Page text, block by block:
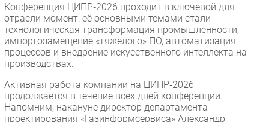
Конференция ЦИПР‑2026 проходит в ключевой для
отрасли момент: её основными темами стали
технологическая трансформация промышленности,
импортозамещение «тяжёлого» ПО, автоматизация
процессов и внедрение искусственного интеллекта на
производствах.
Активная работа компании на ЦИПР‑2026
продолжается в течение всех дней конференции.
Напомним, накануне директор департамента
проектирования «Газинформсервиса» Александр